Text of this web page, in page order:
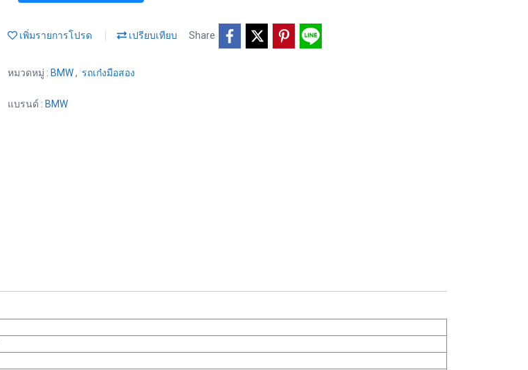
เพิ่มรายการโปรด เปรียบเทียบ Share
หมวดหมู่ : BMW, รถเก๋งมือสอง
แบรนด์ : BMW